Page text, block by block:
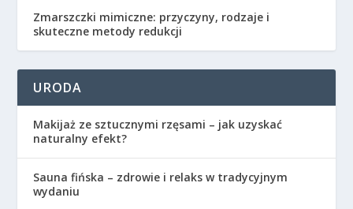
Zmarszczki mimiczne: przyczyny, rodzaje i
skuteczne metody redukcji
URODA
Makijaż ze sztucznymi rzęsami – jak uzyskać
naturalny efekt?
Sauna fińska – zdrowie i relaks w tradycyjnym
wydaniu